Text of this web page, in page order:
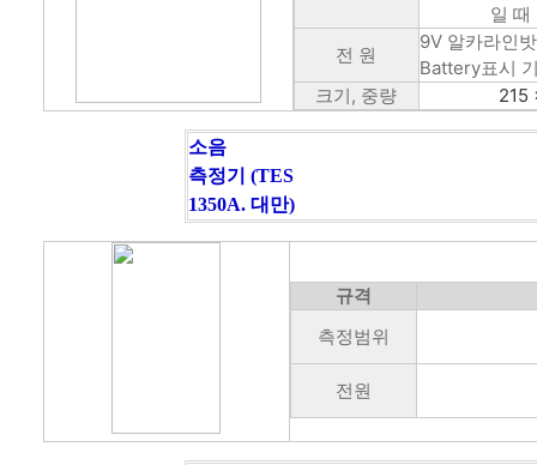
일
전 원
9V 알카라인
Battery표시
크기, 중량
215
소음
측정기 (TES
1350A. 대만)
규격
측정범위
전원